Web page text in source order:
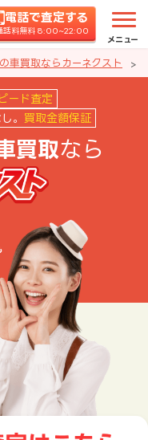
電話で査定する
話料無料 8:00~22:00
メニュー
車買取ならカーネクスト
ならカー
ード査定
。 買取金額保証
買取なら